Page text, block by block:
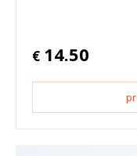
€ 14.50